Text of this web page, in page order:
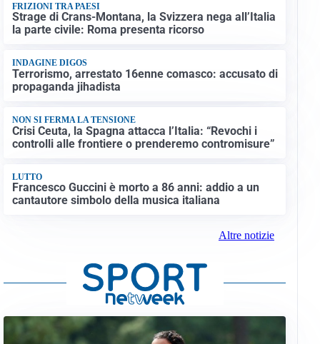
FRIZIONI TRA PAESI
Strage di Crans-Montana, la Svizzera nega all’Italia
la parte civile: Roma presenta ricorso
INDAGINE DIGOS
Terrorismo, arrestato 16enne comasco: accusato di
propaganda jihadista
NON SI FERMA LA TENSIONE
Crisi Ceuta, la Spagna attacca l’Italia: “Revochi i
controlli alle frontiere o prenderemo contromisure”
LUTTO
Francesco Guccini è morto a 86 anni: addio a un
cantautore simbolo della musica italiana
Altre notizie